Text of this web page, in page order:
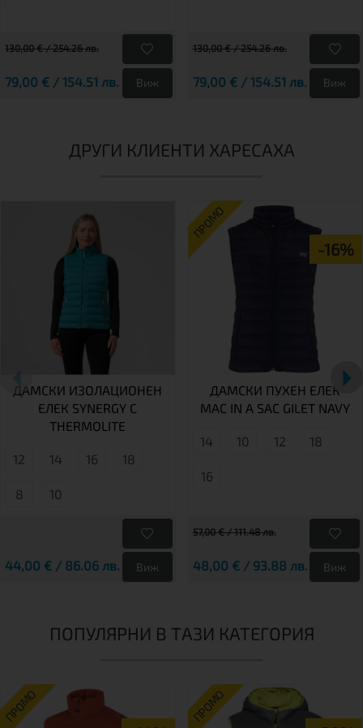
130,00 € / 254.26 лв.
79,00 € / 154.51 лв. Виж
130,00 € / 254.26 лв.
79,00 € / 154.51 лв. Виж
ДРУГИ КЛИЕНТИ ХАРЕСАХА
ДАМСКИ ИЗОЛАЦИОНЕН
ЕЛЕК SYNERGY С
THERMOLITE
12 14 16 18
8 10
44,00 € / 86.06 лв. Виж
ПРОМО
-16%
ДАМСКИ ПУХЕН ЕЛЕК
MAC IN A SAC GILET NAVY
14 10 12 18
16
57,00 € / 111.48 лв.
48,00 € / 93.88 лв. Виж
ПОПУЛЯРНИ В ТАЗИ КАТЕГОРИЯ
ПРОМО ПРОМО